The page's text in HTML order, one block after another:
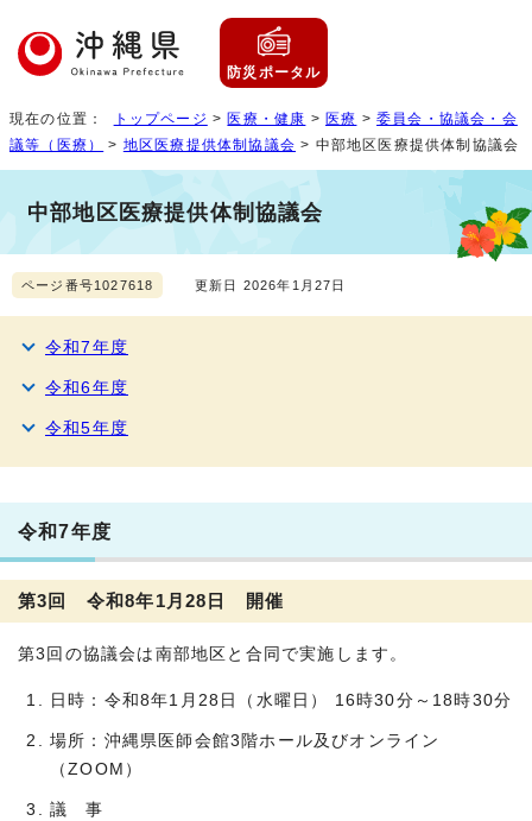
防災ポータル
現在の位置： トップページ > 医療・健康 > 医療 >委員会・協議会・会
議等（医療）
> 地区医療提供体制協議会 > 中部地区医療提供体制協議会
中部地区医療提供体制協議会
ページ番号1027618 更新日 2026年1月27日
令和7年度
令和6年度
令和5年度
令和7年度
第3回 令和8年1月28日 開催
第3回の協議会は南部地区と合同で実施します。
日時：令和8年1月28日（水曜日） 16時30分～18時30分
場所：沖縄県医師会館3階ホール及びオンライン
（ZOOM）
議 事